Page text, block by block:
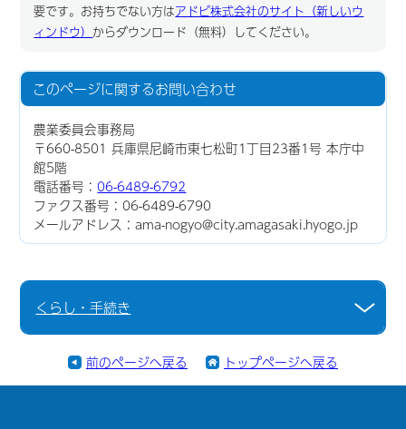
要です。お持ちでない方はアドビ株式会社のサイト（新しいウ
ィンドウ） からダウンロード（無料）してください。
このページに関するお問い合わせ
農業委員会事務局
〒660-8501 兵庫県尼崎市東七松町1丁目23番1号 本庁中
館5階
電話番号：06-6489-6792
ファクス番号：06-6489-6790
メールアドレス：ama-nogyo@city.amagasaki.hyogo.jp
くらし・手続き
前のページへ戻る トップページへ戻る